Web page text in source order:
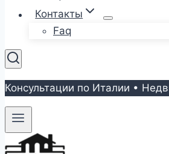
Контакты
Faq
Консультации по Италии •